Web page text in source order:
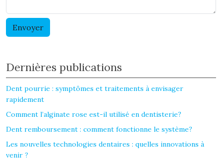
Dernières publications
Dent pourrie : symptômes et traitements à envisager
rapidement
Comment l’alginate rose est-il utilisé en dentisterie?
Dent remboursement : comment fonctionne le système?
Les nouvelles technologies dentaires : quelles innovations à
venir ?